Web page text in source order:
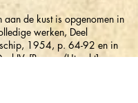
aan de kust is opgenomen in
werken, Deel
1954, p. 64-92 en in
IV, [Brugge/Utrecht]